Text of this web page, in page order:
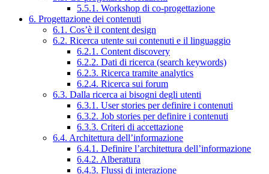
5.5.1. Workshop di co-progettazione
6. Progettazione dei contenuti
6.1. Cos’è il content design
6.2. Ricerca utente sui contenuti e il linguaggio
6.2.1. Content discovery
6.2.2. Dati di ricerca (search keywords)
6.2.3. Ricerca tramite analytics
6.2.4. Ricerca sui forum
6.3. Dalla ricerca ai bisogni degli utenti
6.3.1. User stories per definire i contenuti
6.3.2. Job stories per definire i contenuti
6.3.3. Criteri di accettazione
6.4. Architettura dell’informazione
6.4.1. Definire l’architettura dell’informazione
6.4.2. Alberatura
6.4.3. Flussi di interazione